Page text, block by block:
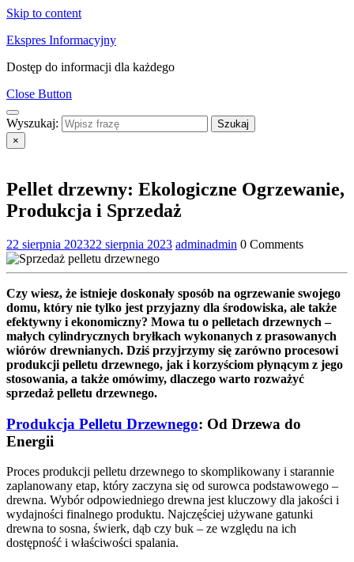
Skip to content
Ekspres Informacyjny
Dostęp do informacji dla każdego
Close Button
Wyszukaj:
×
Pellet drzewny: Ekologiczne Ogrzewanie,
Produkcja i Sprzedaż
22 sierpnia 202322 sierpnia 2023 adminadmin 0 Comments
Czy wiesz, że istnieje doskonały sposób na ogrzewanie swojego
domu, który nie tylko jest przyjazny dla środowiska, ale także
efektywny i ekonomiczny? Mowa tu o pelletach drzewnych –
małych cylindrycznych bryłkach wykonanych z prasowanych
wiórów drewnianych. Dziś przyjrzymy się zarówno procesowi
produkcji pelletu drzewnego, jak i korzyściom płynącym z jego
stosowania, a także omówimy, dlaczego warto rozważyć
sprzedaż pelletu drzewnego.
Produkcja Pelletu Drzewnego: Od Drzewa do
Energii
Proces produkcji pelletu drzewnego to skomplikowany i starannie
zaplanowany etap, który zaczyna się od surowca podstawowego –
drewna. Wybór odpowiedniego drewna jest kluczowy dla jakości i
wydajności finalnego produktu. Najczęściej używane gatunki
drewna to sosna, świerk, dąb czy buk – ze względu na ich
dostępność i właściwości spalania.